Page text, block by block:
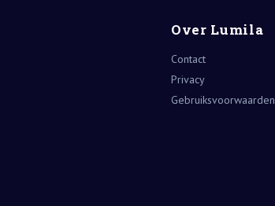
Over Lumila
Contact
Privacy
Gebruiksvoorwaarden